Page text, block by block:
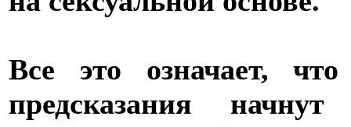
Все это означает,
предсказания